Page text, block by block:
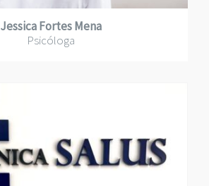
Jessica Fortes Mena
Psicóloga